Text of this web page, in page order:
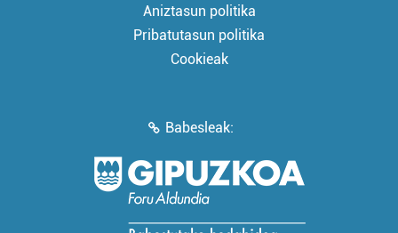
Aniztasun politika
Pribatutasun politika
Cookieak
Babesleak: